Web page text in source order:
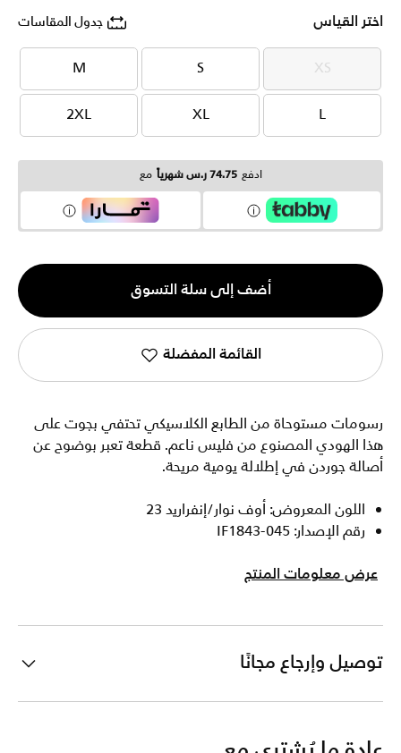
اختر القياس جدول المقاسات
XS
XS
S
S
M
M
L
L
XL
XL
2XL
2XL
ادفع 74.75 ر.س شهرياً مع
الكمية
1
أضف إلى سلة التسوق
القائمة المفضلة
رسومات مستوحاة من الطابع الكلاسيكي تحتفي بجوت على
هذا الهودي المصنوع من فليس ناعم. قطعة تعبر بوضوح عن
أصالة جوردن في إطلالة يومية مريحة.
اللون المعروض: أوف نوار/إنفراريد 23
رقم الإصدار: IF1843-045
عرض معلومات المنتج
توصيل وإرجاع مجانًا